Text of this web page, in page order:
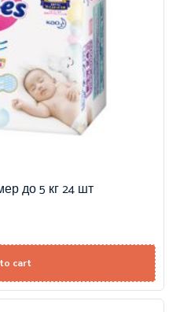
до 5 кг 24 шт
cart